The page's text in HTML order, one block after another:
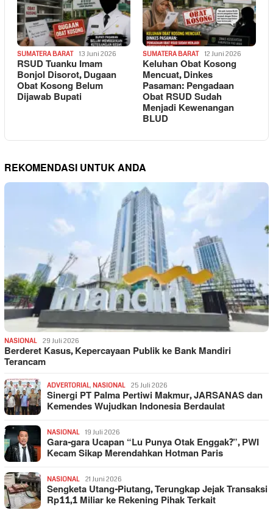
SUMATERA BARAT 13 Juni 2026
RSUD Tuanku Imam
Bonjol Disorot, Dugaan
Obat Kosong Belum
Dijawab Bupati
SUMATERA BARAT 12 Juni 2026
Keluhan Obat Kosong
Mencuat, Dinkes
Pasaman: Pengadaan
Obat RSUD Sudah
Menjadi Kewenangan
BLUD
REKOMENDASI UNTUK ANDA
NASIONAL 29 Juli 2026
Berderet Kasus, Kepercayaan Publik ke Bank Mandiri
Terancam
ADVERTORIAL, NASIONAL 25 Juli 2026
Sinergi PT Palma Pertiwi Makmur, JARSANAS dan
Kemendes Wujudkan Indonesia Berdaulat
NASIONAL 19 Juli 2026
Gara-gara Ucapan “Lu Punya Otak Enggak?”, PWI
Kecam Sikap Merendahkan Hotman Paris
NASIONAL 21 Juni 2026
Sengketa Utang-Piutang, Terungkap Jejak Transaksi
Rp11,1 Miliar ke Rekening Pihak Terkait